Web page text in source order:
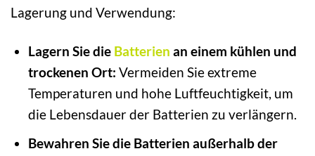
Lagerung und Verwendung:
Lagern Sie die Batterien an einem kühlen und
trockenen Ort: Vermeiden Sie extreme
Temperaturen und hohe Luftfeuchtigkeit, um
die Lebensdauer der Batterien zu verlängern.
Bewahren Sie die Batterien außerhalb der